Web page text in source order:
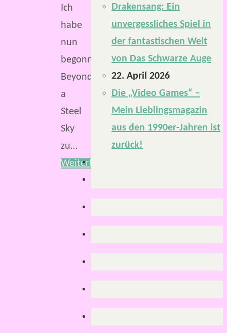
Ich
habe
nun
begonnen,
Beyond
a
Steel
Sky
zu…
Weiterlesen
Drakensang: Ein
unvergessliches Spiel in
der fantastischen Welt
von Das Schwarze Auge
22. April 2026
Die „Video Games“ –
Mein Lieblingsmagazin
aus den 1990er-Jahren ist
zurück!